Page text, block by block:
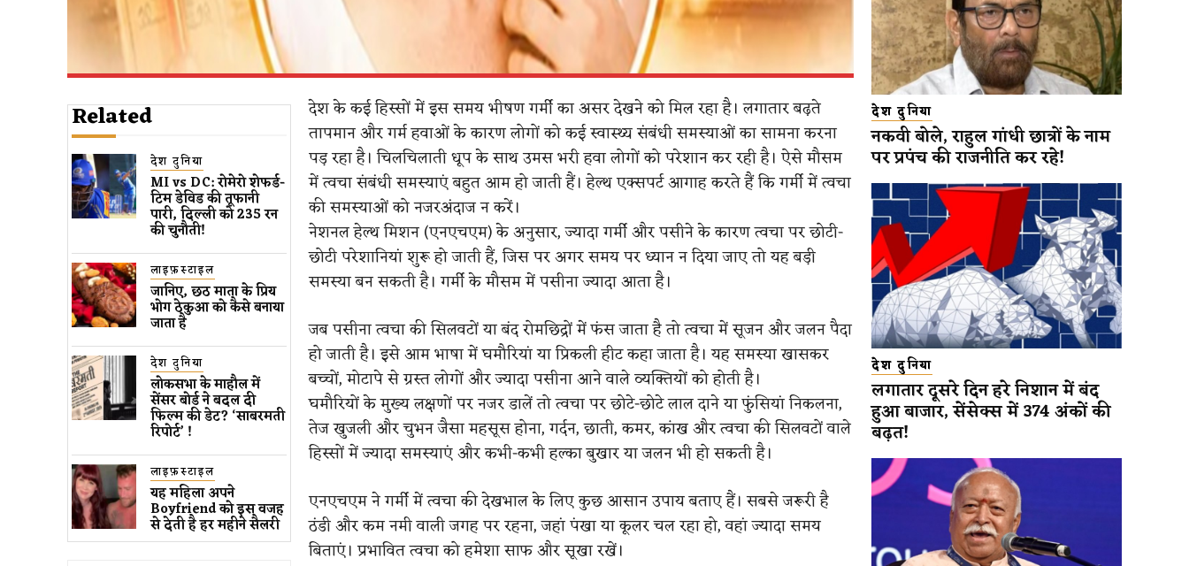
Related
देश दुनिया
MI vs DC: रोमेरो शेफर्ड-
टिम डेविड की तूफानी
पारी, दिल्ली को 235 रन
की चुनौती!
लाइफ़स्टाइल
जानिए, छठ माता के प्रिय
भोग ठेकुआ को कैसे बनाया
जाता है
देश दुनिया
लोकसभा के माहौल में
सेंसर बोर्ड ने बदल दी
फिल्म की डेट? ‘साबरमती
रिपोर्ट’ !
लाइफ़स्टाइल
यह महिला अपने
Boyfriend को इस वजह
से देती है हर महीने सैलरी
देश के कई हिस्सों में इस समय भीषण गर्मी का असर देखने को मिल रहा है। लगातार बढ़ते
तापमान और गर्म हवाओं के कारण लोगों को कई स्वास्थ्य संबंधी समस्याओं का सामना करना
पड़ रहा है। चिलचिलाती धूप के साथ उमस भरी हवा लोगों को परेशान कर रही है। ऐसे मौसम
में त्वचा संबंधी समस्याएं बहुत आम हो जाती हैं। हेल्थ एक्सपर्ट आगाह करते हैं कि गर्मी में त्वचा
की समस्याओं को नजरअंदाज न करें।
नेशनल हेल्थ मिशन (एनएचएम) के अनुसार, ज्यादा गर्मी और पसीने के कारण त्वचा पर छोटी-
छोटी परेशानियां शुरू हो जाती हैं, जिस पर अगर समय पर ध्यान न दिया जाए तो यह बड़ी
समस्या बन सकती है। गर्मी के मौसम में पसीना ज्यादा आता है।
जब पसीना त्वचा की सिलवटों या बंद रोमछिद्रों में फंस जाता है तो त्वचा में सूजन और जलन पैदा
हो जाती है। इसे आम भाषा में घमौरियां या प्रिकली हीट कहा जाता है। यह समस्या खासकर
बच्चों, मोटापे से ग्रस्त लोगों और ज्यादा पसीना आने वाले व्यक्तियों को होती है।
घमौरियों के मुख्य लक्षणों पर नजर डालें तो त्वचा पर छोटे-छोटे लाल दाने या फुंसियां निकलना,
तेज खुजली और चुभन जैसा महसूस होना, गर्दन, छाती, कमर, कांख और त्वचा की सिलवटों वाले
हिस्सों में ज्यादा समस्याएं और कभी-कभी हल्का बुखार या जलन भी हो सकती है।
एनएचएम ने गर्मी में त्वचा की देखभाल के लिए कुछ आसान उपाय बताए हैं। सबसे जरूरी है
ठंडी और कम नमी वाली जगह पर रहना, जहां पंखा या कूलर चल रहा हो, वहां ज्यादा समय
बिताएं। प्रभावित त्वचा को हमेशा साफ और सूखा रखें।
देश दुनिया
नकवी बोले, राहुल गांधी छात्रों के नाम
पर प्रपंच की राजनीति कर रहे!
देश दुनिया
लगातार दूसरे दिन हरे निशान में बंद
हुआ बाजार, सेंसेक्स में 374 अंकों की
बढ़त!